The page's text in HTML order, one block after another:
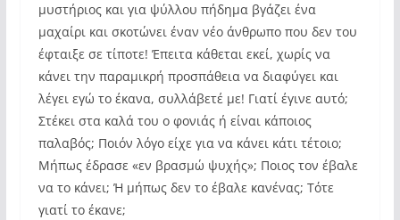
μυστήριος και για ψύλλου πήδημα βγάζει ένα
μαχαίρι και σκοτώνει έναν νέο άνθρωπο που δεν του
έφταιξε σε τίποτε! Έπειτα κάθεται εκεί, χωρίς να
κάνει την παραμικρή προσπάθεια να διαφύγει και
λέγει εγώ το έκανα, συλλάβετέ με! Γιατί έγινε αυτό;
Στέκει στα καλά του ο φονιάς ή είναι κάποιος
παλαβός; Ποιόν λόγο είχε για να κάνει κάτι τέτοιο;
Μήπως έδρασε «εν βρασμώ ψυχής»; Ποιος τον έβαλε
να το κάνει; Ή μήπως δεν το έβαλε κανένας; Τότε
γιατί το έκανε;